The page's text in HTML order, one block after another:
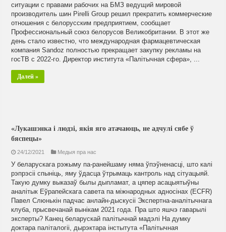
ситуации с правами рабочих на БМЗ ведущий мировой
производитель шин Pirelli Group решил прекратить коммерческие
отношения с белорусским предприятием, сообщает
Профессиональный союз белорусов Великобритании. В этот же
день стало известно, что международная фармацевтическая
компания Sandоz полностью прекращает закупку рекламы на
госТВ с 2022-го. Директор института «Палітычная сфера», ...
Далей »
«Лукашэнка і людзі, якія яго атачаюць, не адчулі сябе ў
бяспецы»
24/12/2021 Медыя пра нас
У беларускага рэжыму па-ранейшаму няма ўпэўненасці, што калі
рэпрэсіі спыніць, яму ўдасца ўтрымаць кантроль над сітуацыяй.
Такую думку выказаў былы дыпламат, а цяпер асацыятыўны
аналітык Еўрапейскага савета па міжнародных адносінах (ECFR)
Павел Слюнькін падчас анлайн-дыскусіі Экспертна-аналітычнага
клуба, прысвечанай вынікам 2021 года. Пра што яшчэ гаварылі
эксперты? Канец беларускай палітычнай мадэлі На думку
доктара паліталогіі, дырэктара інстытута «Палітычная